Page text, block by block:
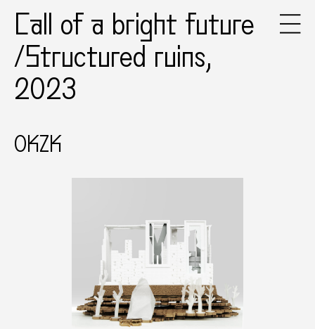
Call of a bright future
/Structured ruins,
2023
OKZK